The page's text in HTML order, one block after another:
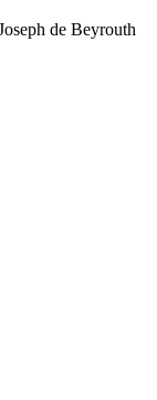
de Beyrouth